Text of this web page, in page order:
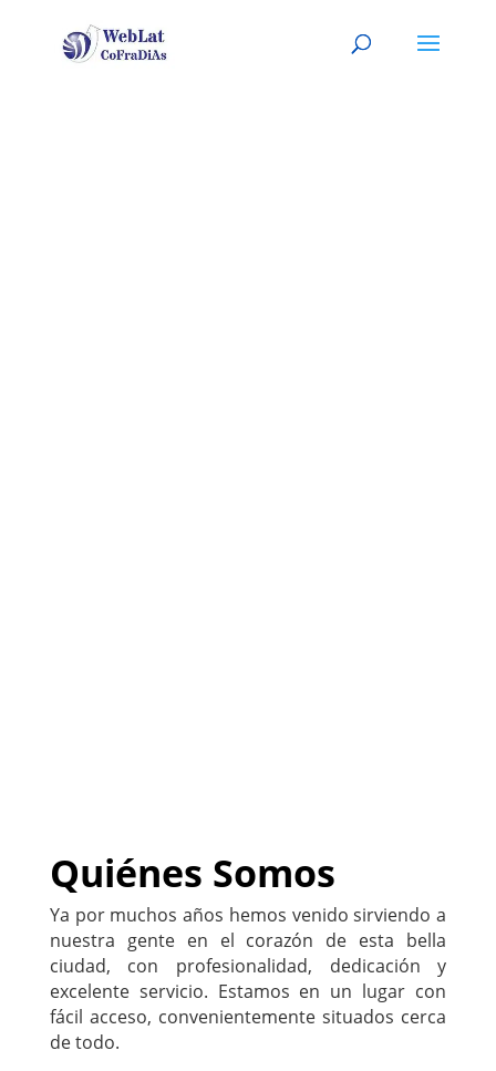
Quiénes Somos
Ya por muchos años hemos venido sirviendo a
nuestra gente en el corazón de esta bella
ciudad, con profesionalidad, dedicación y
excelente servicio. Estamos en un lugar con
fácil acceso, convenientemente situados cerca
de todo.